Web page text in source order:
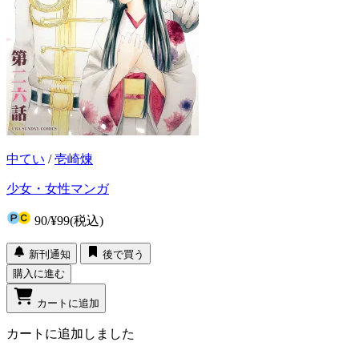
中てい /壱崎煉
少女・女性マンガ
90/¥99(税込)
新刊通知
後で買う
購入に進む
カートに追加
カートに追加しました